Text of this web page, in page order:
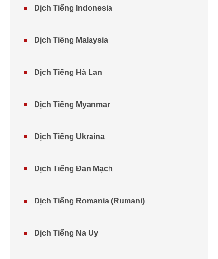
Dịch Tiếng Indonesia
Dịch Tiếng Malaysia
Dịch Tiếng Hà Lan
Dịch Tiếng Myanmar
Dịch Tiếng Ukraina
Dịch Tiếng Đan Mạch
Dịch Tiếng Romania (Rumani)
Dịch Tiếng Na Uy